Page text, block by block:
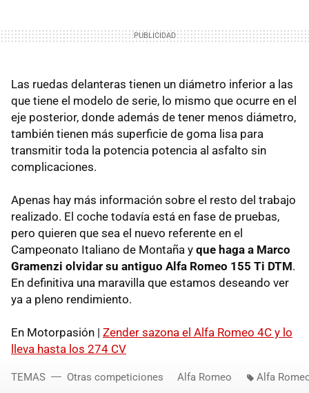
Las ruedas delanteras tienen un diámetro inferior a las
que tiene el modelo de serie, lo mismo que ocurre en el
eje posterior, donde además de tener menos diámetro,
también tienen más superficie de goma lisa para
transmitir toda la potencia potencia al asfalto sin
complicaciones.
Apenas hay más información sobre el resto del trabajo
realizado. El coche todavía está en fase de pruebas,
pero quieren que sea el nuevo referente en el
Campeonato Italiano de Montaña y que haga a Marco
Gramenzi olvidar su antiguo Alfa Romeo 155 Ti DTM.
En definitiva una maravilla que estamos deseando ver
ya a pleno rendimiento.
En Motorpasión | Zender sazona el Alfa Romeo 4C y lo
lleva hasta los 274 CV
TEMAS Otras competiciones Alfa Romeo Alfa